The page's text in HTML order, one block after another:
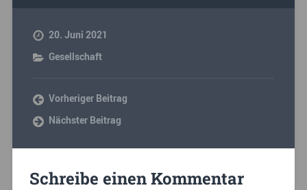
20. Juni 2021
Gesellschaft
Vorheriger Beitrag
Nächster Beitrag
Schreibe einen Kommentar